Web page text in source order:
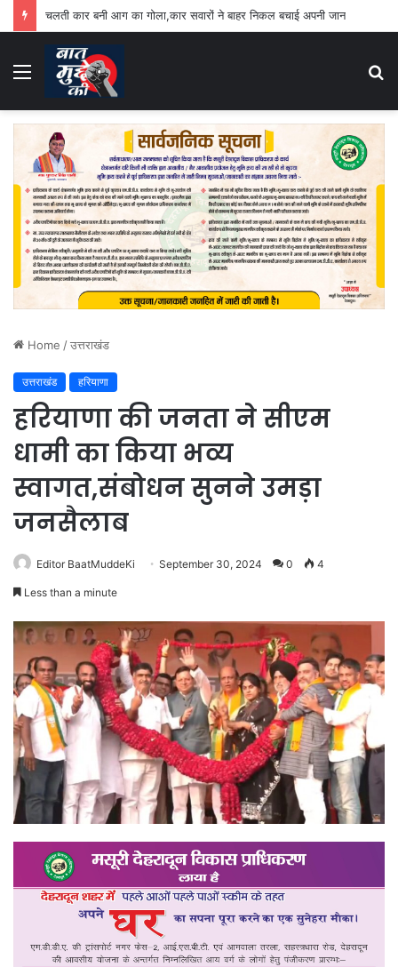
चलती कार बनी आग का गोला,कार सवारों ने बाहर निकल बचाई अपनी जान
Menu
Home /उत्तराखंड
उत्तराखंड हरियाणा
हरियाणा की जनता ने सीएम
धामी का किया भव्य
स्वागत,संबोधन सुनने उमड़ा
जनसैलाब
Editor BaatMuddeKi September 30, 2024 0 4
Less than a minute